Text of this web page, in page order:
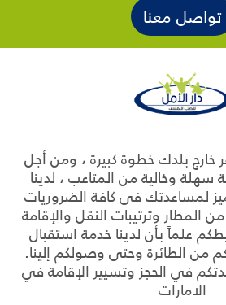
تواصل معنا
خارج بلدك خطوة كبيرة ، ومن أجل
وخالية من المتاعب ، لدينا
لمساعدتك فى كافة الضروريات
المطار وترتيبات النقل والإقامة
علماً بأن لدينا خدمة استقبال
من الطائرة وحتى وصولكم إلينا.
في الحجز وتسيير الإقامة في
الامارات